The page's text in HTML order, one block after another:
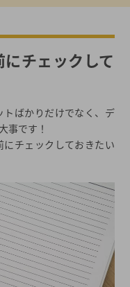
チェックして
ばかりだけでなく、デ
事です！
チェックしておきたい